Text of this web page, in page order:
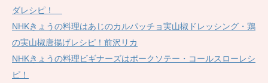
ダレシピ！
NHKきょうの料理はあじのカルパッチョ実山椒ドレッシング・鶏
の実山椒唐揚げレシピ！前沢リカ
NHKきょうの料理ビギナーズはポークソテー・コールスローレシ
ピ！